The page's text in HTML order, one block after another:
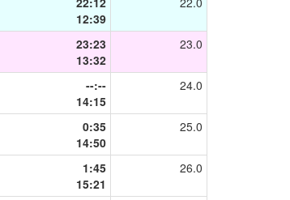
12:39
23:23
13:32
23.0
--:--
14:15
24.0
0:35
14:50
25.0
1:45
15:21
26.0